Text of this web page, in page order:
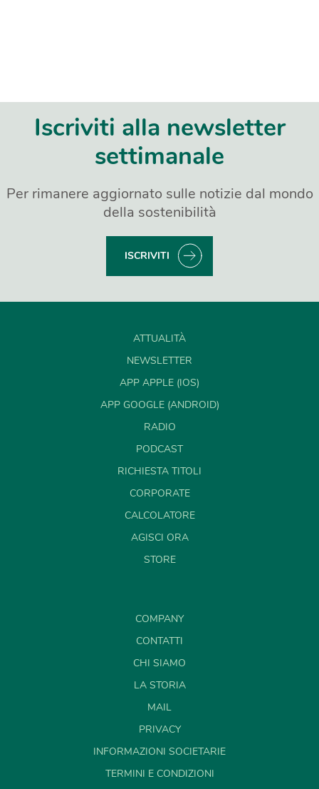
Iscriviti alla newsletter
settimanale
Per rimanere aggiornato sulle notizie dal mondo
della sostenibilità
ISCRIVITI
ATTUALITÀ
NEWSLETTER
APP APPLE (IOS)
APP GOOGLE (ANDROID)
RADIO
PODCAST
RICHIESTA TITOLI
CORPORATE
CALCOLATORE
AGISCI ORA
STORE
COMPANY
CONTATTI
CHI SIAMO
LA STORIA
MAIL
PRIVACY
INFORMAZIONI SOCIETARIE
TERMINI E CONDIZIONI